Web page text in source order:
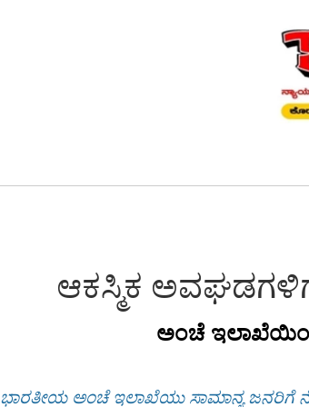
ಆಕಸ್ಮಿಕ
ಅಂಚೆ
ಭಾರತೀಯ ಅಂಚೆ ಇಲಾಖೆಯು ಸಾಮಾನ್ಯ ಜನರಿಗೆ